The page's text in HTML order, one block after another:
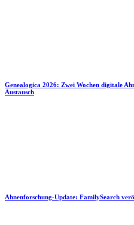
Genealogica 2026: Zwei Wochen digitale
Austausch
Ahnenforschung-Update: FamilySearch